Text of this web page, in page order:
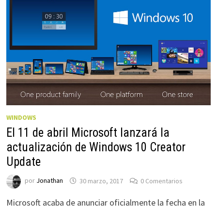
WINDOWS
El 11 de abril Microsoft lanzará la
actualización de Windows 10 Creator
Update
por Jonathan 30 marzo, 2017 0 Comentarios
Microsoft acaba de anunciar oficialmente la fecha en la